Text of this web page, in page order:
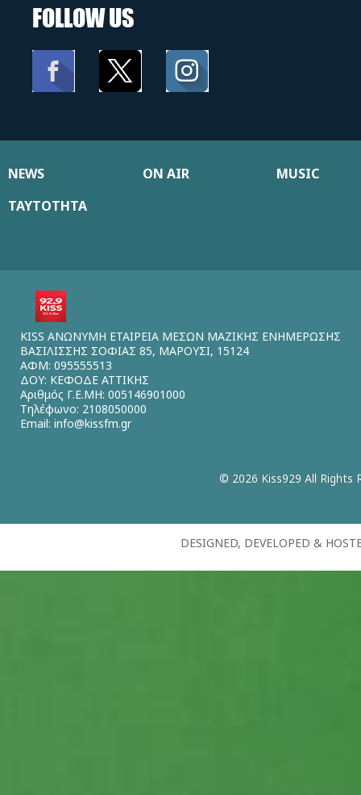
FOLLOW US
NEWS ON AIR
MUSIC
ΤΑΥΤΟΤΗΤΑ
KISS ΑΝΩΝΥΜΗ ΕΤΑΙΡΕΙΑ ΜΕΣΩΝ ΜΑΖΙΚΗΣ ΕΝΗΜΕΡΩΣΗΣ
ΒΑΣΙΛΙΣΣΗΣ ΣΟΦΙΑΣ 85, ΜΑΡΟΥΣΙ, 15124
ΑΦΜ: 095555513
ΔΟΥ: ΚΕΦΟΔΕ ΑΤΤΙΚΗΣ
Αριθμός Γ.Ε.ΜΗ: 005146901000
Τηλέφωνο: 2108050000
Email: info@kissfm.gr
© 2026 Kiss929 All Rights
DESIGNED, DEVELOPED &